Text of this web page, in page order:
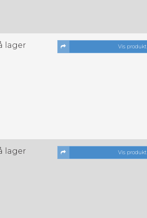
lager Vis produkt
lager Vis produkt